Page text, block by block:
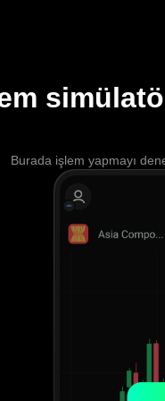
Burada işlem yapmayı